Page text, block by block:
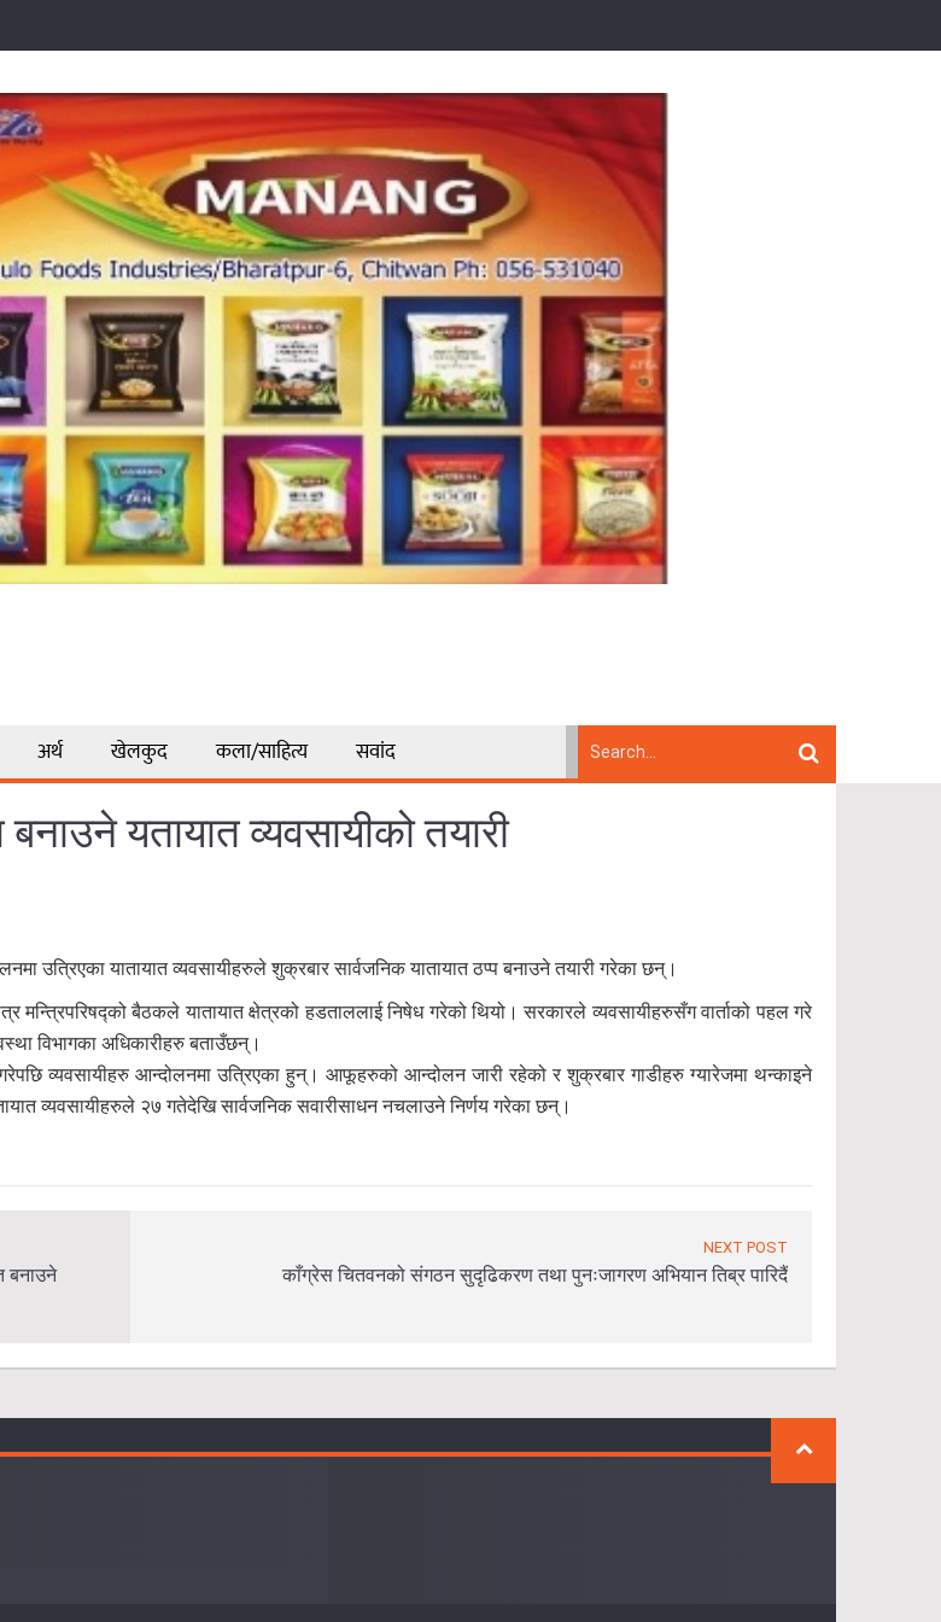
अर्थ खेलकुद कला/साहित्य सवांद
यतायात व्यवसायीको तयारी
उत्रिएका यातायात व्यवसायीहरुले शुक्रबार सार्वजनिक यातायात ठप्प बनाउने तयारी गरेका छन्।
मन्त्रिपरिषद्को बैठकले यातायात क्षेत्रको हडताललाई निषेध गरेको थियो। सरकारले व्यवसायीहरुसँग वार्ताको पहल गरे
विभागका अधिकारीहरु बताउँछन्।
व्यवसायीहरु आन्दोलनमा उत्रिएका हुन्। आफूहरुको आन्दोलन जारी रहेको र शुक्रबार गाडीहरु ग्यारेजमा थन्काइने
व्यवसायीहरुले २७ गतेदेखि सार्वजनिक सवारीसाधन नचलाउने निर्णय गरेका छन्।
बनाउने
NEXT POST
काँग्रेस चितवनको संगठन सुदृढिकरण तथा पुनःजागरण अभियान तिब्र पारिदैं